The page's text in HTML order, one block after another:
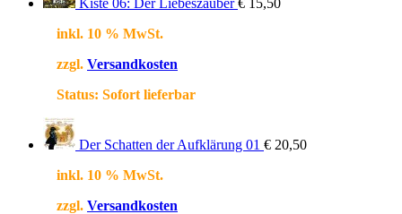
inkl. 10 % MwSt.
zzgl. Versandkosten
Status: Sofort lieferbar
Der Schatten der Aufklärung 01 € 20,50
inkl. 10 % MwSt.
zzgl. Versandkosten